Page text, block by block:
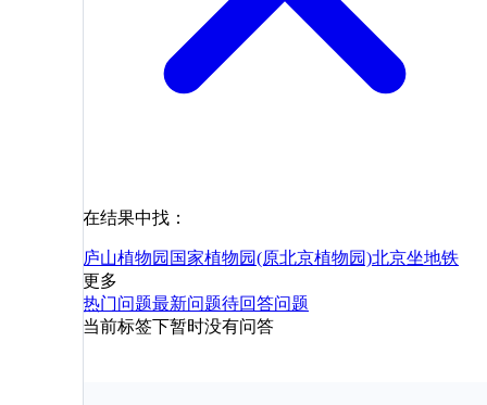
在结果中找：
庐山植物园 国家植物园(原北京植物园)北京坐地铁
更多
热门问题最新问题待回答问题
当前标签下暂时没有问答